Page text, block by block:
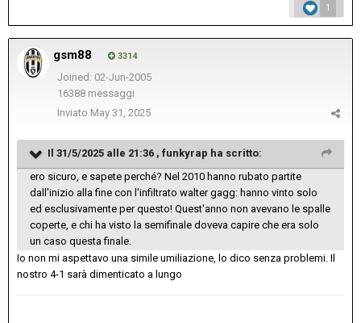
1
gsm88 3314
Joined: 02-Jun-2005
16388 messaggi
Inviato May 31, 2025
Il 31/5/2025 alle 21:36 , funkyrap ha scritto:
ero sicuro, e sapete perché? Nel 2010 hanno rubato partite
dall'inizio alla fine con l'infiltrato walter gagg: hanno vinto solo
ed esclusivamente per questo! Quest'anno non avevano le spalle
coperte, e chi ha visto la semifinale doveva capire che era solo
un caso questa finale.
Io non mi aspettavo una simile umiliazione, lo dico senza problemi. Il
nostro 4-1 sarà dimenticato a lungo